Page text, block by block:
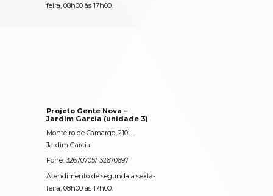
feira, 08h00 às 17h00.
Projeto Gente Nova –
Jardim Garcia (unidade 3)
Monteiro de Camargo, 210 –
Jardim Garcia
Fone: 32670705/ 32670697
Atendimento de segunda a sexta-
feira, 08h00 às 17h00.